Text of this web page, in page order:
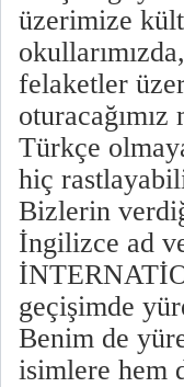
üzerimize
felaketler
Türkçe
hiç
Bizlerin
İngilizce ad
geçişimde
Benim de
isimlere hem